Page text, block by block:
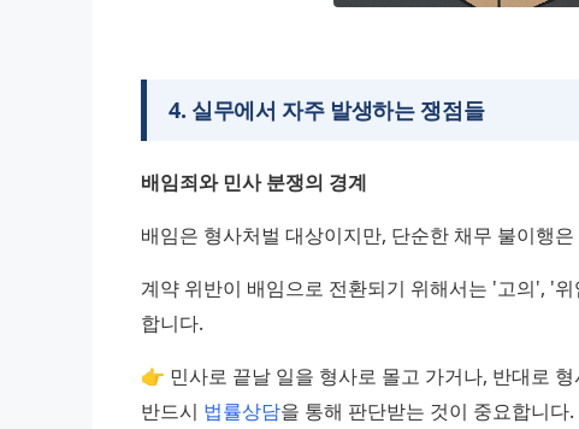
4. 실무에서 자주 발생하는 쟁점들
배임죄와 민사 분쟁의 경계
배임은 형사처벌 대상이지만, 단순한 채무 불이행
계약 위반이 배임으로 전환되기 위해서는 '고의', '
합니다.
👉 민사로 끝날 일을 형사로 몰고 가거나, 반대로
반드시 법률상담을 통해 판단받는 것이 중요합니다.